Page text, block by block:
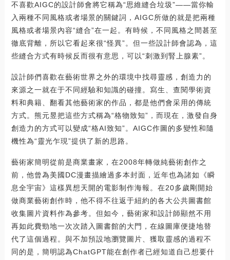
不喜歡AIGC的設計師會將它稱為“思維縫合垃圾”——當你輸
入兩種不同風格或者場景的關鍵詞，AIGC所做的就是把兩種
風格或者場景內容“縫合”在一起。有時候，不同風格之間甚至
徹底背離，所以它看起來很“怪異”。但一些設計師會認為，這
些縫合方式有時候反而很有意思，可以“刺激到腎上腺素”。
設計師們喜歡在藝術世界之外的環境中找尋靈感，創造力的
來源之一就在于不同經驗和知識的碰撞。寫生、查閱學術資
料和典籍、翻看其他藝術家的作品，都是他們會采用的傳統
方式。熊元昱把這些方式稱為“格物致知”，而現在，激發自身
創造力的方式可以變成“格AI致知”。AIGC作圖的多變性和隨
機性為“靈光乍現”提供了新的思路。
藝術家簡明從前是商業畫家，在2008年轉做純藝術創作之
前，他曾為美國DC漫畫描繪過多本封面，近年也為諸如《瞬
息全宇宙》這樣異想天開的電影制作海報。在20多歲剛開始
做商業藝術創作時，他不得不往返于紐約的各大公共圖書館
收集圖片資料作為參考。但如今，藝術家和設計師顯然不用
再如此費勁地一次次踏入圖書館的大門，在線圖庫便捷地替
代了這個過程。與不加預設地瀏覽圖片、獲取靈感的過程不
同的是，簡明認為ChatGPT能在創作者已經知道自己想要什